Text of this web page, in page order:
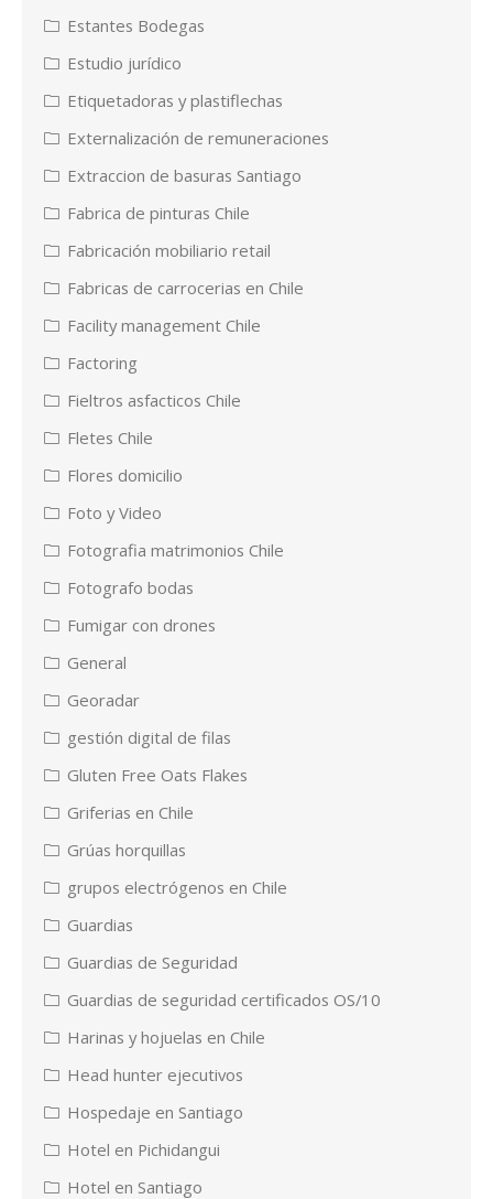
Estantes Bodegas
Estudio jurídico
Etiquetadoras y plastiflechas
Externalización de remuneraciones
Extraccion de basuras Santiago
Fabrica de pinturas Chile
Fabricación mobiliario retail
Fabricas de carrocerias en Chile
Facility management Chile
Factoring
Fieltros asfacticos Chile
Fletes Chile
Flores domicilio
Foto y Video
Fotografia matrimonios Chile
Fotografo bodas
Fumigar con drones
General
Georadar
gestión digital de filas
Gluten Free Oats Flakes
Griferias en Chile
Grúas horquillas
grupos electrógenos en Chile
Guardias
Guardias de Seguridad
Guardias de seguridad certificados OS/10
Harinas y hojuelas en Chile
Head hunter ejecutivos
Hospedaje en Santiago
Hotel en Pichidangui
Hotel en Santiago